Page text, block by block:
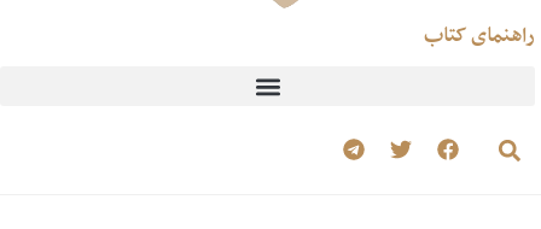
راهنمای کتاب